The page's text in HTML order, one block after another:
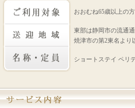
おおむね65歳以上の
東部は静岡市の流通
焼津市の第2東名より
ショートステイ ペリ